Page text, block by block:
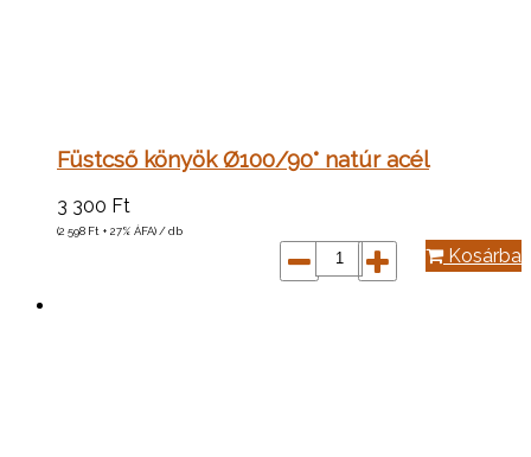
Füstcső könyök Ø100/90° natúr acél
3 300 Ft
(2 598 Ft + 27% ÁFA) / db
Kosárba